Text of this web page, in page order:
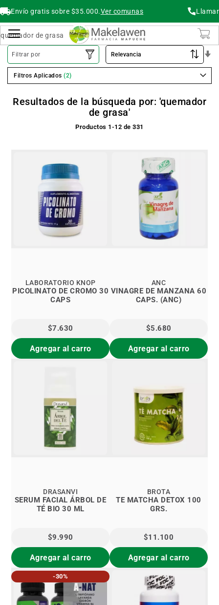
Envío gratis sobre $35.000.Ver comunas Llamar
Resultados de la búsqueda por: 'quemador
de grasa'
Productos 1 -12 de331
PICOLINATO DE CROMO 30
CAPS
LABORATORIO KNOP
$7.630
Agregar al carro
VINAGRE DE MANZANA 60
CAPS. (ANC)
ANC
$5.680
Agregar al carro
SERUM FACIAL ÁRBOL DE
TÉ BIO 30 ML
DRASANVI
$9.990
Agregar al carro
TE MATCHA DETOX 100
GRS.
BROTA
$11.100
Agregar al carro
-30%
Filtrar por
Filtros Aplicados